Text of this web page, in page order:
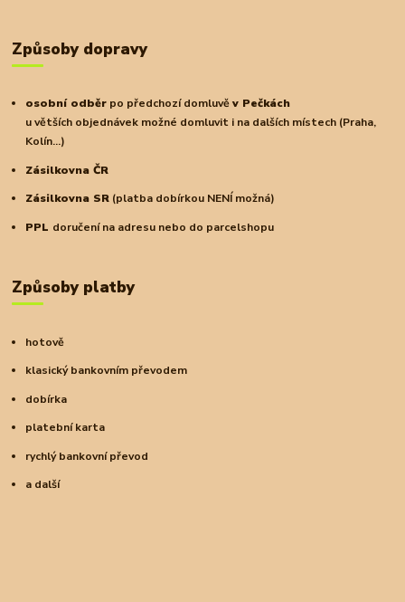
Způsoby dopravy
osobní odběr po předchozí domluvěv Pečkách
u větších objednávek možné domluvit i na dalších místech (Praha,
Kolín...)
Zásilkovna ČR
Zásilkovna SR (platba dobírkou NENÍ možná)
PPL doručení na adresu nebo do parcelshopu
Způsoby platby
hotově
klasický bankovním převodem
dobírka
platební karta
rychlý bankovní převod
a další